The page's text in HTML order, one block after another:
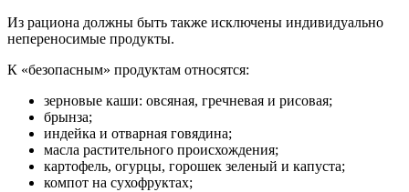
Из рациона должны быть также исключены индивидуально
непереносимые продукты.
К «безопасным» продуктам относятся:
зерновые каши: овсяная, гречневая и рисовая;
брынза;
индейка и отварная говядина;
масла растительного происхождения;
картофель, огурцы, горошек зеленый и капуста;
компот на сухофруктах;